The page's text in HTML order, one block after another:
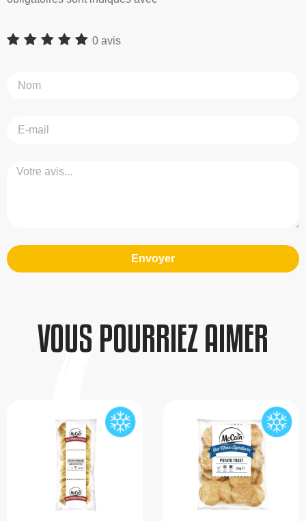
0 avis
Envoyer
VOUS POURRIEZ AIMER